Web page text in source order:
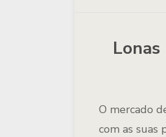
O mercado
com as suas